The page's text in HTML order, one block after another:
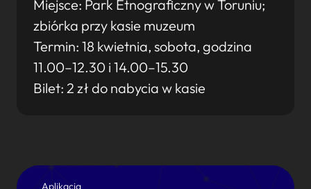
Miejsce: Park Etnograficzny w Toruniu;
zbiórka przy kasie muzeum
Termin: 18 kwietnia, sobota, godzina
11.00–12.30 i 14.00–15.30
Bilet: 2 zł do nabycia w kasie
Aplikacja